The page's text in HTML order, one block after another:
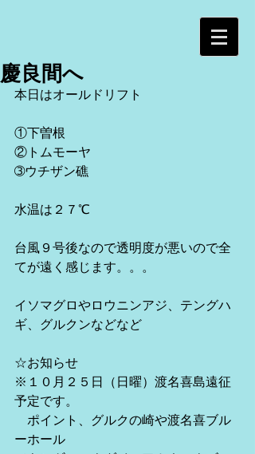
慶良間へ
本日はオールドリフト
①下曽根
②トムモーヤ
➂ウチザン礁
水温は２７℃
台風９号後なので透明度が悪いので全
てが遠く感じます。。。
イソマグロやロウニンアジ、テングハ
ギ、グルクンなどなど
☆お知らせ
※１０月２５日（日曜）渡名喜島遠征
予定です。
ポイント、グルクの崎や渡名喜ブル
ーホール